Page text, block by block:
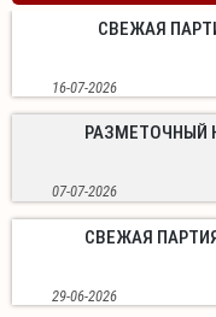
СВЕЖАЯ
16-07-2026
РАЗМЕТОЧНЫЙ
07-07-2026
СВЕЖАЯ
29-06-2026